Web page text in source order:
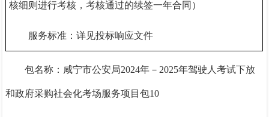
核细则进行考核，考核通过的续签一年合同）
服务标准：详见投标响应文件
包名称：咸宁市公安局2024年－2025年驾驶人考试下放
和政府采购社会化考场服务项目包10